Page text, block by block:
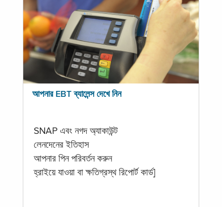
আপনার EBT ব্যালেন্স দেখে নিন
SNAP এবং নগদ অ্যাকাউন্ট
লেনদেনের ইতিহাস
আপনার পিন পরিবর্তন করুন
হ্রাইয়ে যাওয়া বা ক্ষতিগ্রস্থ রিপোর্ট কার্ড]